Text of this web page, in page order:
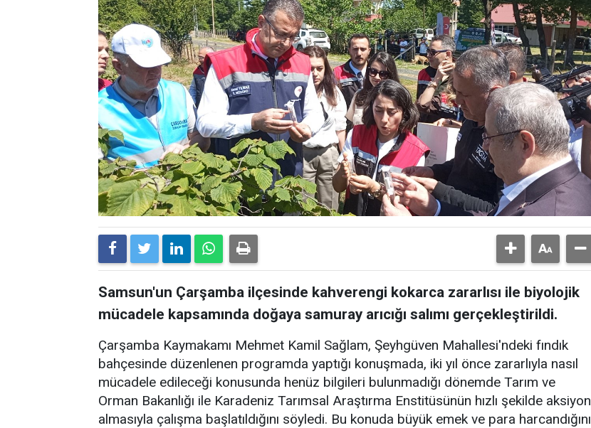
Samsun'un Çarşamba ilçesinde kahverengi kokarca zararlısı ile biyolojik
mücadele kapsamında doğaya samuray arıcığı salımı gerçekleştirildi.
Çarşamba Kaymakamı Mehmet Kamil Sağlam, Şeyhgüven Mahallesi'ndeki fındık
bahçesinde düzenlenen programda yaptığı konuşmada, iki yıl önce zararlıyla nasıl
mücadele edileceği konusunda henüz bilgileri bulunmadığı dönemde Tarım ve
Orman Bakanlığı ile Karadeniz Tarımsal Araştırma Enstitüsünün hızlı şekilde aksiyon
almasıyla çalışma başlatıldığını söyledi. Bu konuda büyük emek ve para harcandığını